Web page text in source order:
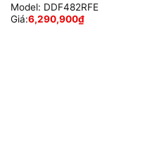
Model: DDF482RFE
Giá:6,290,900₫